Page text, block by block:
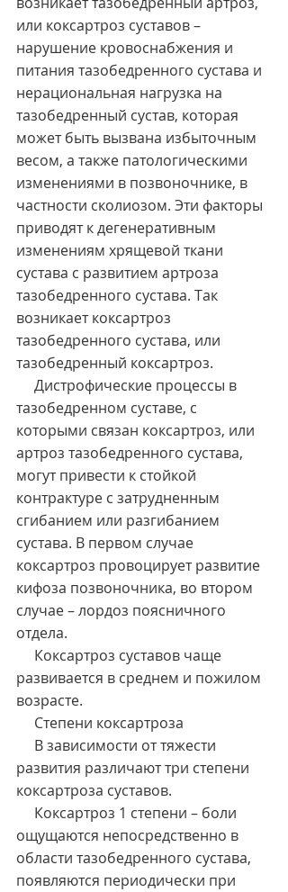
или коксартроз суставов –
нарушение кровоснабжения и
питания тазобедренного сустава и
нерациональная нагрузка на
тазобедренный сустав, которая
может быть вызвана избыточным
весом, а также патологическими
изменениями в позвоночнике, в
частности сколиозом. Эти факторы
приводят к дегенеративным
изменениям хрящевой ткани
сустава с развитием артроза
тазобедренного сустава. Так
возникает коксартроз
тазобедренного сустава, или
тазобедренный коксартроз.
тазобедренном суставе, с
которыми связан коксартроз, или
артроз тазобедренного сустава,
могут привести к стойкой
контрактуре с затрудненным
сгибанием или разгибанием
сустава. В первом случае
коксартроз провоцирует развитие
кифоза позвоночника, во втором
случае – лордоз поясничного
отдела.
развивается в среднем и пожилом
возрасте.
     Степени коксартроза
развития различают три степени
коксартроза суставов.
ощущаются непосредственно в
области тазобедренного сустава,
появляются периодически при